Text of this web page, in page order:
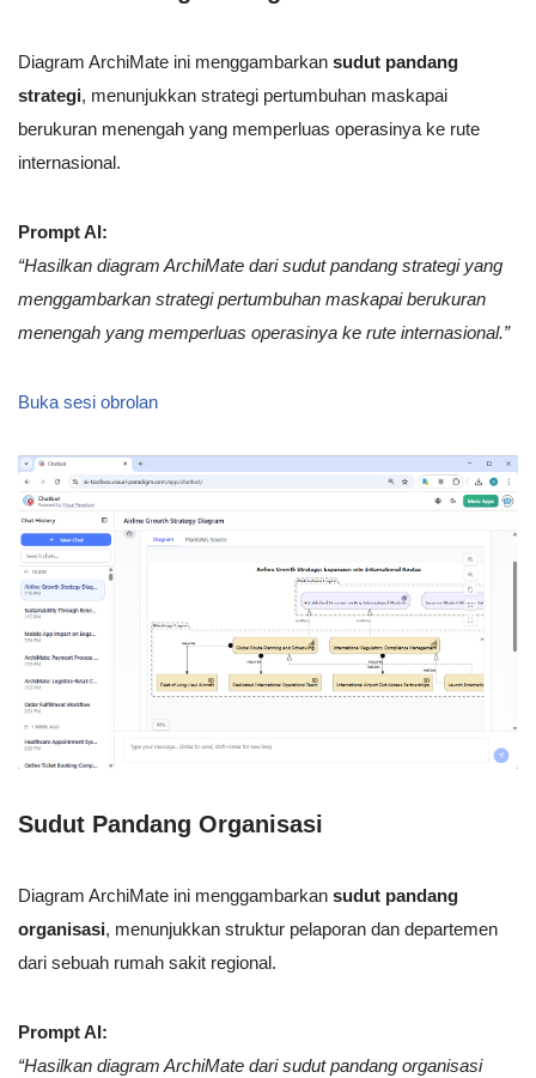
Diagram ArchiMate ini menggambarkan sudut pandang
strategi, menunjukkan strategi pertumbuhan maskapai
berukuran menengah yang memperluas operasinya ke rute
internasional.
Prompt AI:
“Hasilkan diagram ArchiMate dari sudut pandang strategi yang
menggambarkan strategi pertumbuhan maskapai berukuran
menengah yang memperluas operasinya ke rute internasional.”
Buka sesi obrolan
Sudut Pandang Organisasi
Diagram ArchiMate ini menggambarkan sudut pandang
organisasi, menunjukkan struktur pelaporan dan departemen
dari sebuah rumah sakit regional.
Prompt AI:
“Hasilkan diagram ArchiMate dari sudut pandang organisasi